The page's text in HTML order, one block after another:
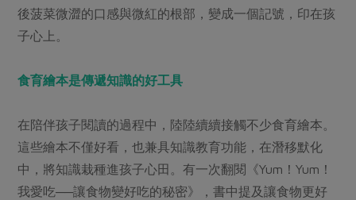
後菠菜微澀的口感與微紅的根部，變成一個記號，印在孩
子心上。
食育繪本是傳遞知識的好工具
在陪伴孩子閱讀的過程中，陸陸續續接觸不少食育繪本。
這些繪本不僅好看，也兼具知識教育功能，在潛移默化
中，將知識栽種進孩子心田。有一次翻閱《Yum！Yum！
我愛吃──讓食物變好吃的秘密》，書中提及讓食物更好